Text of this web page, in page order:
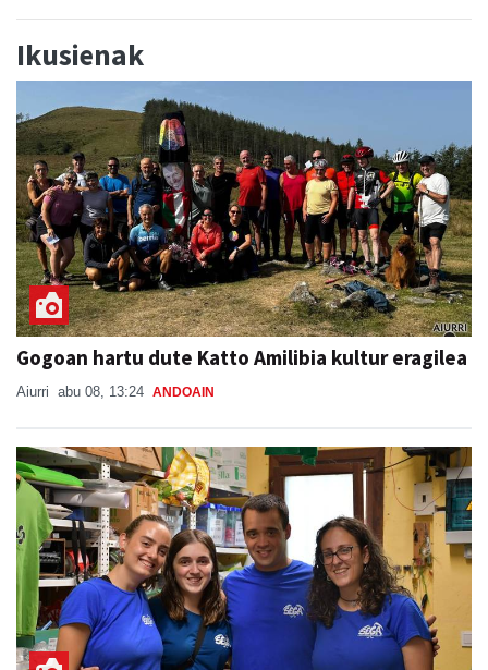
Ikusienak
Gogoan hartu dute Katto Amilibia kultur eragilea
Aiurri abu 08, 13:24 ANDOAIN